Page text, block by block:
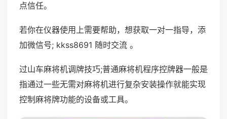
点信任。
若你在仪器使用上需要帮助，想获取一对一指导，添
加微信号; kkss8691 随时交流 。
过山车麻将机调牌技巧;普通麻将机程序控牌器一般是
指通过一些无需对麻将机进行复杂安装操作就能实现
控制麻将牌功能的设备或工具。